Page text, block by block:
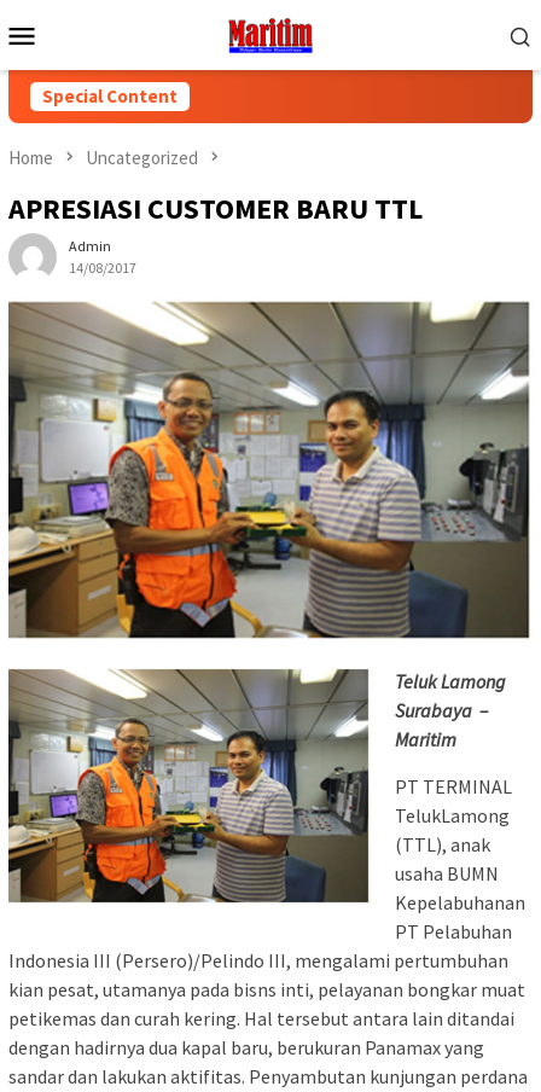
to
Menu
Special Content
Home Uncategorized
APRESIASI CUSTOMER BARU TTL
Admin
14/08/2017
Teluk Lamong
Surabaya –
Maritim
PT TERMINAL
TelukLamong
(TTL), anak
usaha BUMN
Kepelabuhanan
PT Pelabuhan
Indonesia III (Persero)/Pelindo III, mengalami pertumbuhan
kian pesat, utamanya pada bisns inti, pelayanan bongkar muat
petikemas dan curah kering. Hal tersebut antara lain ditandai
dengan hadirnya dua kapal baru, berukuran Panamax yang
sandar dan lakukan aktifitas. Penyambutan kunjungan perdana